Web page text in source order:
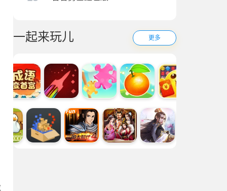
一起来玩儿 更多